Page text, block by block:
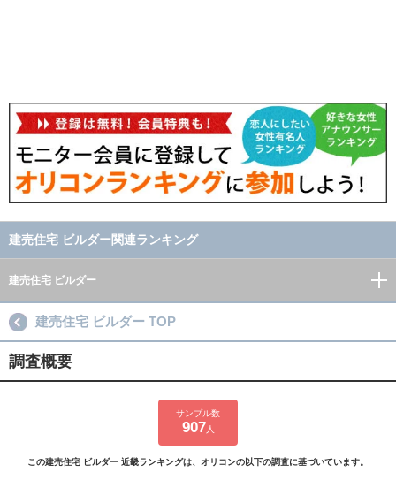
建売住宅 ビルダー関連ランキング
建売住宅 ビルダー
建売住宅 ビルダー TOP
調査概要
サンプル数
907 人
この建売住宅 ビルダー 近畿ランキングは、オリコンの以下の調査に基づいています。